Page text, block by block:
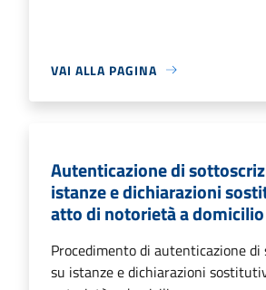
VAI ALLA PAGINA
Autenticazione di
istanze e dichiarazioni
atto di notorietà a domicilio
Procedimento di autenticazione
su istanze e dichiarazioni